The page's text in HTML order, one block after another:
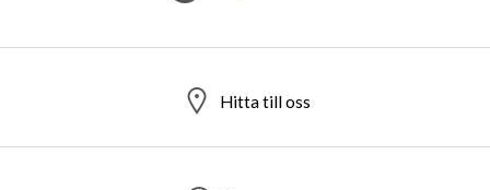
Hitta till oss